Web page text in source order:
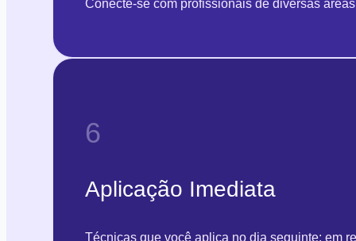
Conecte-se com profissionais de diversas
6
Aplicação Imediata
Técnicas que você aplica no dia seguinte: em